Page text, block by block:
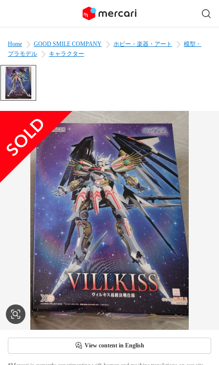
Home GOOD SMILE COMPANY ホビー・楽器・アート
模型・
プラモデル
キャラクター
View content in English